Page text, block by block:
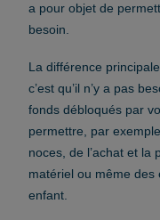
a pour objet de
besoin.
La différence
c’est qu’il n’y a pas
fonds débloqués par
permettre, par
noces, de l’achat et la
matériel ou même des
enfant.